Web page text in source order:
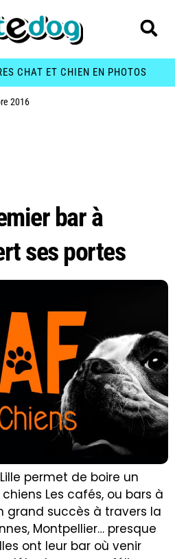
CHAT ET CHIEN EN PHOTOS
2016
bar à
ses portes
permet de boire un
Les cafés, ou bars à
grand succès à travers la
Montpellier… presque
ont leur bar où venir